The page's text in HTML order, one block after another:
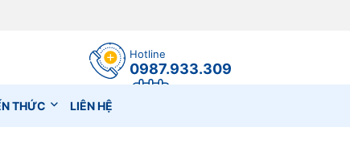
Hotline
0987.933.309
THỨC LIÊN HỆ